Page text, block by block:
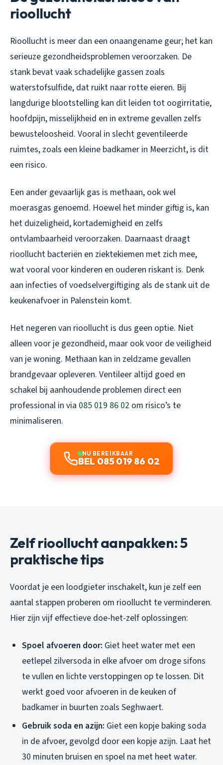
rioollucht
Rioollucht is meer dan een onaangename geur; het kan
serieuze gezondheidsproblemen veroorzaken. De
stank bevat vaak schadelijke gassen zoals
waterstofsulfide, dat ruikt naar rotte eieren. Bij
langdurige blootstelling kan dit leiden tot oogirritatie,
hoofdpijn, misselijkheid en in extreme gevallen zelfs
bewusteloosheid. Vooral in slecht geventileerde
ruimtes, zoals een kleine badkamer in Meerzicht, is dit
een risico.
Een ander gevaarlijk gas is methaan, ook wel
moerasgas genoemd. Hoewel het minder giftig is, kan
het duizeligheid, kortademigheid en zelfs
ontvlambaarheid veroorzaken. Daarnaast draagt
rioollucht bacteriën en ziektekiemen met zich mee,
wat vooral voor kinderen en ouderen riskant is. Denk
aan infecties of voedselvergiftiging als de stank uit de
keukenafvoer in Palenstein komt.
Het negeren van rioollucht is dus geen optie. Niet
alleen voor je gezondheid, maar ook voor de veiligheid
van je woning. Methaan kan in zeldzame gevallen
brandgevaar opleveren. Ventileer altijd goed en
schakel bij aanhoudende problemen direct een
professional in via 085 019 86 02 om risico’s te
minimaliseren.
NU BEREIKBAAR
BEL 085 019 86 02
Zelf rioollucht aanpakken: 5
praktische tips
Voordat je een loodgieter inschakelt, kun je zelf een
aantal stappen proberen om rioollucht te verminderen.
Hier zijn vijf effectieve doe-het-zelf oplossingen:
Spoel afvoeren door: Giet heet water met een
eetlepel zilversoda in elke afvoer om droge sifons
te vullen en lichte verstoppingen op te lossen. Dit
werkt goed voor afvoeren in de keuken of
badkamer in buurten zoals Seghwaert.
Gebruik soda en azijn: Giet een kopje baking soda
in de afvoer, gevolgd door een kopje azijn. Laat het
30 minuten bruisen en spoel na met heet water.